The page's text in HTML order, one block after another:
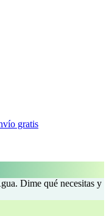
gratis
Dime qué necesitas y